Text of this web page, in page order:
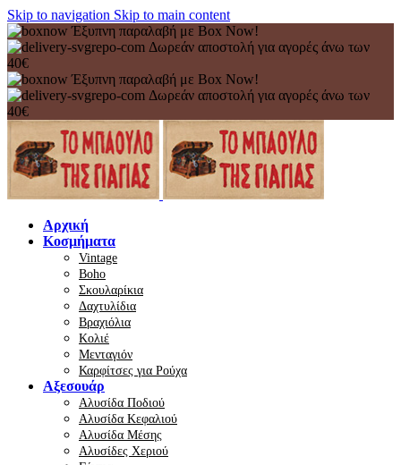
Skip to navigation Skip to main content
Έξυπνη παραλαβή με Box Now!
Δωρεάν αποστολή για αγορές άνω των
40€
Έξυπνη παραλαβή με Box Now!
Δωρεάν αποστολή για αγορές άνω των
40€
Αρχική
Κοσμήματα
Vintage
Boho
Σκουλαρίκια
Δαχτυλίδια
Βραχιόλια
Κολιέ
Μενταγιόν
Καρφίτσες για Ρούχα
Αξεσουάρ
Αλυσίδα Ποδιού
Αλυσίδα Κεφαλιού
Αλυσίδα Μέσης
Αλυσίδες Χεριού